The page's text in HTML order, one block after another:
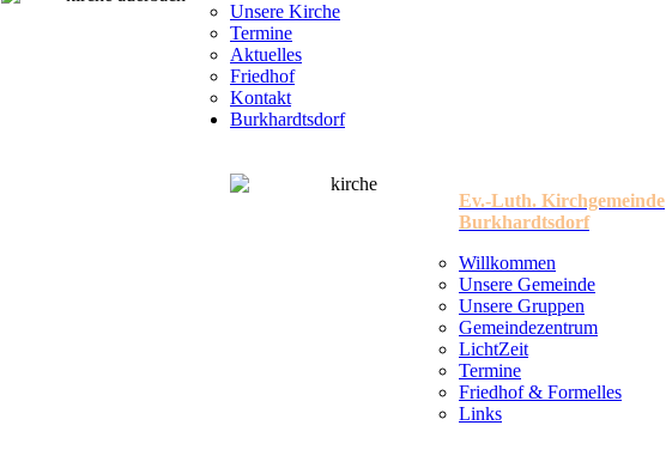
Unsere Kirche
Termine
Aktuelles
Friedhof
Kontakt
Burkhardtsdorf
Ev.-Luth. Kirchgemeinde
Burkhardtsdorf
Willkommen
Unsere Gemeinde
Unsere Gruppen
Gemeindezentrum
LichtZeit
Termine
Friedhof & Formelles
Links